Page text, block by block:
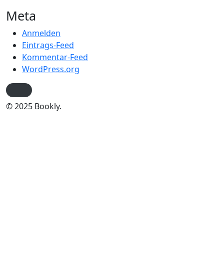
Meta
Anmelden
Eintrags-Feed
Kommentar-Feed
WordPress.org
© 2025 Bookly.